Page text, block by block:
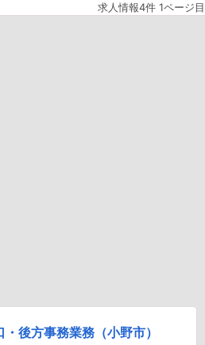
求人情報4件 1ページ目
後方事務業務（小野市）